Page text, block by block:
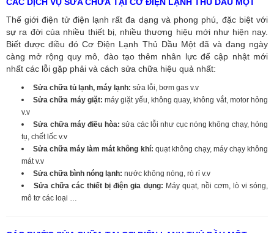
CÁC DỊCH VỤ SỮA CHỮA TẠI CƠ ĐIỆN LẠNH THỦ DẦU MỘT
Thế giới điện tử điện lạnh rất đa dạng và phong phú, đặc biệt với
sự ra đời của nhiều thiết bị, nhiều thương hiệu mới như hiện nay.
Biết được điều đó Cơ Điện Lạnh Thủ Dầu Một đã và đang ngày
càng mở rộng quy mô, đào tạo thêm nhân lực để cập nhật mới
nhất các lỗi gặp phải và cách sửa chữa hiệu quả nhất:
Sửa chữa tủ lạnh, máy lạnh: sửa lỗi, bơm gas v.v
Sửa chữa máy giặt:máy giặt yếu, không quay, không vắt, motor hỏng
v.v
Sửa chữa máy điều hòa: sửa các lỗi như cục nóng không chạy, hỏng
tụ, chết lốc v.v
Sửa chữa máy làm mát không khí: quạt không chạy, máy chạy không
mát v.v
Sửa chữa bình nóng lạnh: nước không nóng, rò rỉ v.v
Sửa chữa các thiết bị điện gia dụng: Máy quạt, nồi cơm, lò vi sóng,
mô tơ các loại …